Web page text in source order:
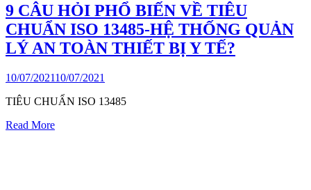
9 CÂU HỎI PHỔ BIẾN VỀ TIÊU
CHUẨN ISO 13485-HỆ THỐNG QUẢN
LÝ AN TOÀN THIẾT BỊ Y TẾ?
10/07/202110/07/2021
TIÊU CHUẨN ISO 13485
Read More